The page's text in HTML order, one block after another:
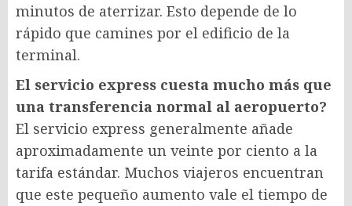
minutos de aterrizar. Esto depende de lo
rápido que camines por el edificio de la
terminal.
El servicio express cuesta mucho más que
una transferencia normal al aeropuerto?
El servicio express generalmente añade
aproximadamente un veinte por ciento a la
tarifa estándar. Muchos viajeros encuentran
que este pequeño aumento vale el tiempo de